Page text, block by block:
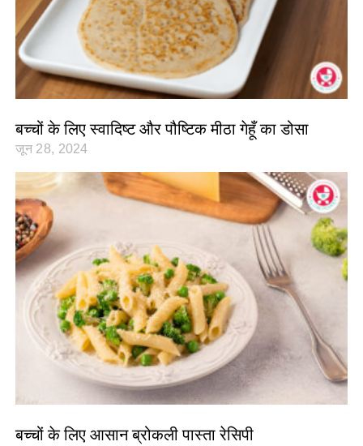
बच्चों के लिए स्वादिष्ट और पौष्टिक मीठा गेहूँ का डोसा
जून 28, 2024
बच्चों के लिए आसान ब्रोकली पास्ता रेसिपी